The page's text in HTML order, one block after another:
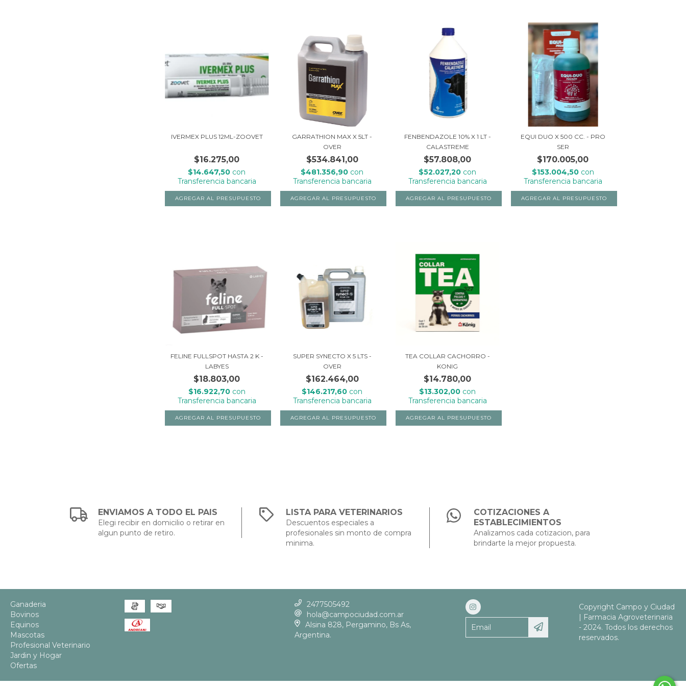
IVERMEX PLUS 12ML-ZOOVET
$16.275,00
$14.647,50 con
Transferencia bancaria
GARRATHION MAX X 5LT -
OVER
$534.841,00
$481.356,90 con
Transferencia bancaria
FENBENDAZOLE 10% X 1 LT -
CALASTREME
$57.808,00
$52.027,20 con
Transferencia bancaria
EQUI DUO X 500 CC. - PRO
SER
$170.005,00
$153.004,50 con
Transferencia bancaria
FELINE FULLSPOT HASTA 2 K -
LABYES
$18.803,00
$16.922,70 con
Transferencia bancaria
SUPER SYNECTO X 5 LTS -
OVER
$162.464,00
$146.217,60 con
Transferencia bancaria
TEA COLLAR CACHORRO -
KONIG
$14.780,00
$13.302,00 con
Transferencia bancaria
ENVIAMOS A TODO EL PAIS
Elegi recibir en domicilio o retirar en
algun punto de retiro.
LISTA PARA VETERINARIOS
Descuentos especiales a
profesionales sin monto de compra
minima.
COTIZACIONES A
ESTABLECIMIENTOS
Analizamos cada cotizacion, para
brindarte la mejor propuesta.
Ganaderia
Bovinos
Equinos
Mascotas
Profesional Veterinario
Jardin y Hogar
Ofertas
2477505492
hola@campociudad.com.ar
Alsina 828, Pergamino, Bs As,
Argentina.
Copyright Campo y Ciudad
| Farmacia Agroveterinaria
- 2024. Todos los derechos
reservados.